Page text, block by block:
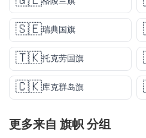
🇸🇪瑞典国旗
🇹🇰托克劳国旗
🇨🇰库克群岛旗
更多来自 旗帜分组